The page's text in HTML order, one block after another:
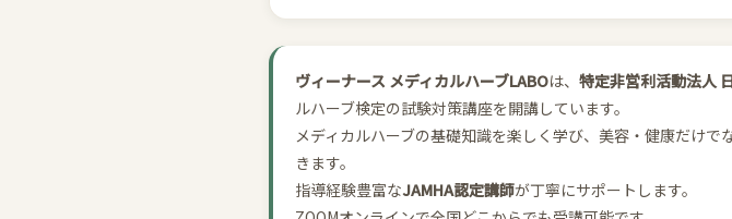
ヴィーナース メディカルハーブLABOは、 特定非営利活動法人
ルハーブ検定の試験対策講座を開講しています。
メディカルハーブの基礎知識を楽しく学び、美容・健康だけ
きます。
指導経験豊富なJAMHA認定講師が丁寧にサポートします。